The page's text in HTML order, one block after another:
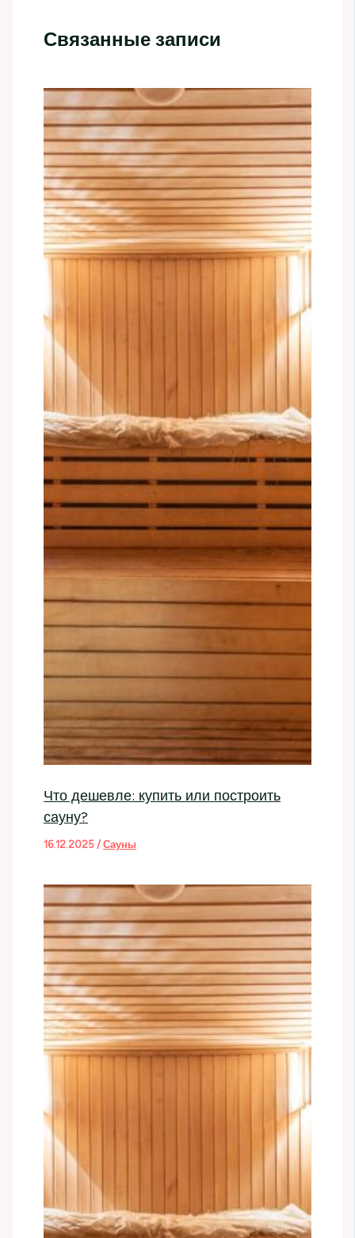
Связанные записи
Что дешевле: купить или построить
сауну?
16.12.2025 /Сауны